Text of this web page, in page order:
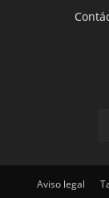
Aviso legal